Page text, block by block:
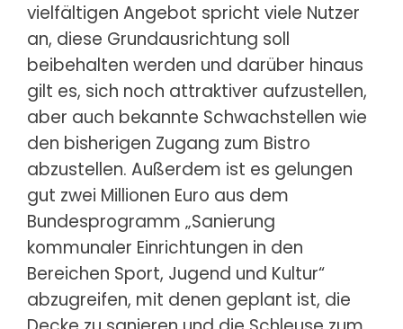
vielfältigen Angebot spricht viele Nutzer
an, diese Grundausrichtung soll
beibehalten werden und darüber hinaus
gilt es, sich noch attraktiver aufzustellen,
aber auch bekannte Schwachstellen wie
den bisherigen Zugang zum Bistro
abzustellen. Außerdem ist es gelungen
gut zwei Millionen Euro aus dem
Bundesprogramm „Sanierung
kommunaler Einrichtungen in den
Bereichen Sport, Jugend und Kultur“
abzugreifen, mit denen geplant ist, die